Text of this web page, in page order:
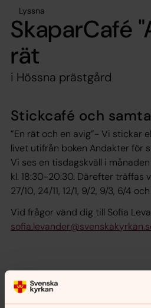
Lyssna
SkaparCafé
rät
i Hössna prästgård
Stickcafé och
”En rät och en avig”- Vi stickar
livet utifrån boken Andakter för
Vi ses en tisdagskväll i
kl. 18:30-20:30. Därefter träffas
27/10, 24/11, 12/1, 9/2, 9/3, 6/4
Vid frågor vänd dig till Sofia
Senast ändrad 24 juni 2026
Synpunkter eller frågor